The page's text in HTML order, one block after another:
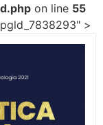
on line 55
>